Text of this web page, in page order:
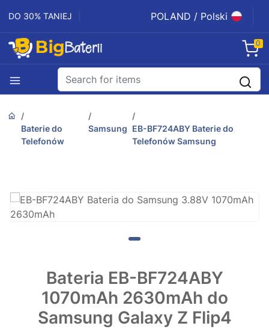
DO 30% TANIEJ POLAND / Polski
0
Baterie do
Telefonów
Samsung EB-BF724ABY Baterie do
Telefonów Samsung
Bateria EB-BF724ABY
1070mAh 2630mAh do
Samsung Galaxy Z Flip4